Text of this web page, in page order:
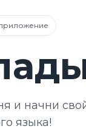
и начни
языка!